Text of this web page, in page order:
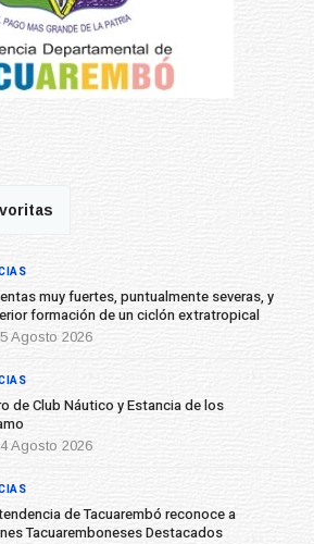
muy fuertes, puntualmente severas, y
formación de un ciclón extratropical
Agosto 2026
de Club Náutico y Estancia de los
Agosto 2026
de Tacuarembó reconoce a
Tacuaremboneses Destacados